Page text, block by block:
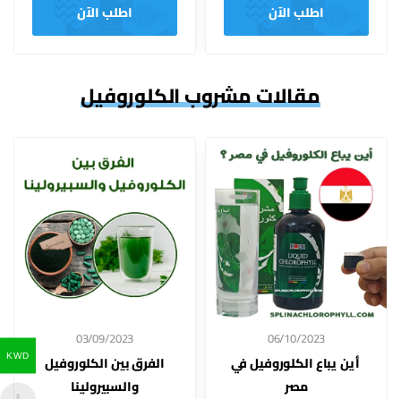
اطلب الآن اطلب الآن
مقالات مشروب الكلوروفيل
06/10/2023
أين يباع الكلوروفيل في
مصر
03/09/2023
الفرق بين الكلوروفيل
والسبيرولينا
KWD